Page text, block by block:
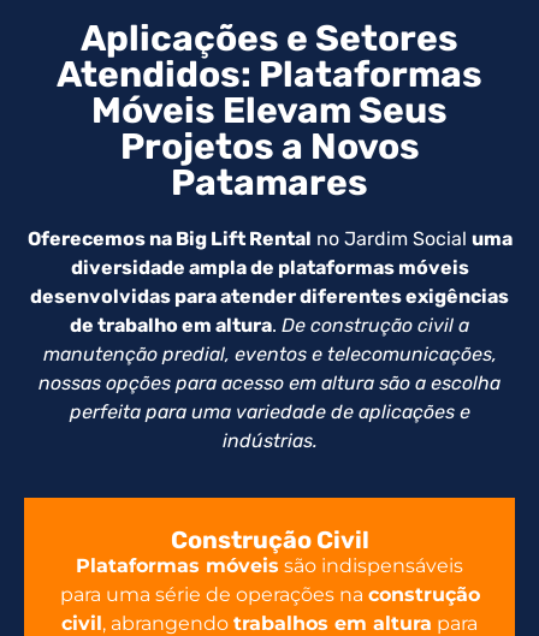
Aplicações e Setores
Atendidos: Plataformas
Móveis Elevam Seus
Projetos a Novos
Patamares
Oferecemos na Big Lift Rental no Jardim Social uma
diversidade ampla de plataformas móveis
desenvolvidas para atender diferentes exigências
de trabalho em altura. De construção civil a
manutenção predial, eventos e telecomunicações,
nossas opções para acesso em altura são a escolha
perfeita para uma variedade de aplicações e
indústrias.
Construção Civil
Plataformas móveis são indispensáveis
para uma série de operações na construção
civil, abrangendo trabalhos em altura para